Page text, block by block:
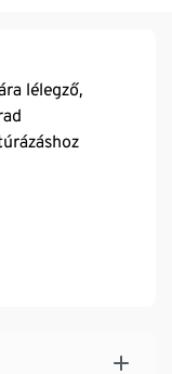
lélegző,
a megkötővel
hát